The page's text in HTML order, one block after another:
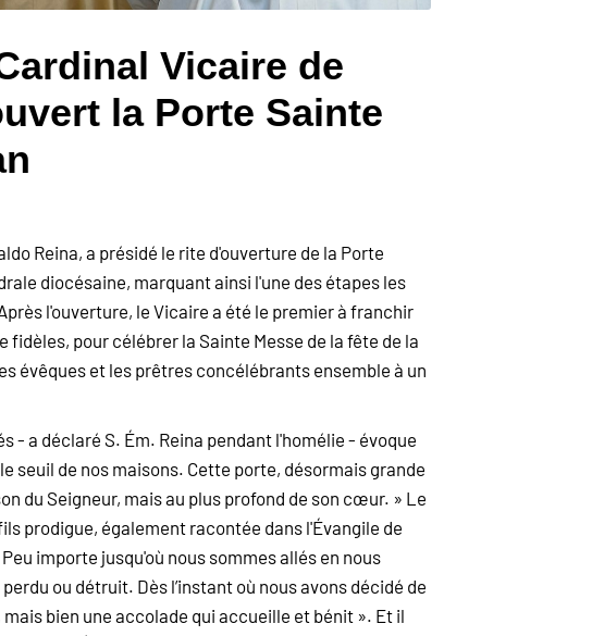
Vicaire de
la Porte Sainte
Reina, a présidé le rite d'ouverture de la Porte
diocésaine, marquant ainsi l'une des étapes les
l'ouverture, le Vicaire a été le premier à franchir
pour célébrer la Sainte Messe de la fête de la
évêques et les prêtres concélébrants ensemble à un
- a déclaré S. Ém. Reina pendant l'homélie - évoque
seuil de nos maisons. Cette porte, désormais grande
du Seigneur, mais au plus profond de son cœur. » Le
prodigue, également racontée dans l'Évangile de
importe jusqu'où nous sommes allés en nous
ou détruit. Dès l’instant où nous avons décidé de
bien une accolade qui accueille et bénit ». Et il